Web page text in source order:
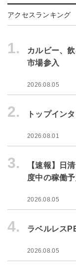
アクセスランキング
1.
カルビー、
市場参入
2026.08.05
2. トップイン
2026.08.01
3.
【速報】日
度中の稼働
2026.08.05
4. ラベルレス
2026.08.05